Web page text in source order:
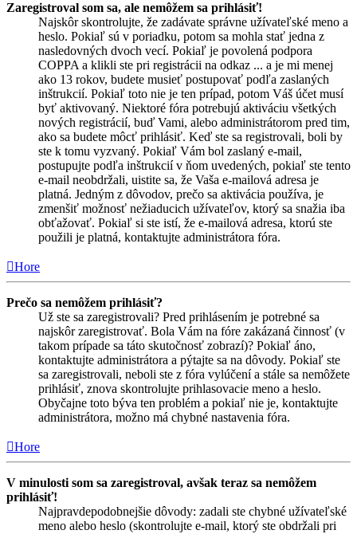
Zaregistroval som sa, ale nemôžem sa prihlásiť!
Najskôr skontrolujte, že zadávate správne užívateľské meno a
heslo. Pokiaľ sú v poriadku, potom sa mohla stať jedna z
nasledovných dvoch vecí. Pokiaľ je povolená podpora
COPPA a klikli ste pri registrácii na odkaz ... a je mi menej
ako 13 rokov, budete musieť postupovať podľa zaslaných
inštrukcií. Pokiaľ toto nie je ten prípad, potom Váš účet musí
byť aktivovaný. Niektoré fóra potrebujú aktiváciu všetkých
nových registrácií, buď Vami, alebo administrátorom pred tim,
ako sa budete môcť prihlásiť. Keď ste sa registrovali, boli by
ste k tomu vyzvaný. Pokiaľ Vám bol zaslaný e-mail,
postupujte podľa inštrukcií v ňom uvedených, pokiaľ ste tento
e-mail neobdržali, uistite sa, že Vaša e-mailová adresa je
platná. Jedným z dôvodov, prečo sa aktivácia používa, je
zmenšiť možnosť nežiaducich užívateľov, ktorý sa snažia iba
obťažovať. Pokiaľ si ste istí, že e-mailová adresa, ktorú ste
použili je platná, kontaktujte administrátora fóra.
Hore
Prečo sa nemôžem prihlásiť?
Už ste sa zaregistrovali? Pred prihlásením je potrebné sa
najskôr zaregistrovať. Bola Vám na fóre zakázaná činnosť (v
takom prípade sa táto skutočnosť zobrazí)? Pokiaľ áno,
kontaktujte administrátora a pýtajte sa na dôvody. Pokiaľ ste
sa zaregistrovali, neboli ste z fóra vylúčení a stále sa nemôžete
prihlásiť, znova skontrolujte prihlasovacie meno a heslo.
Obyčajne toto býva ten problém a pokiaľ nie je, kontaktujte
administrátora, možno má chybné nastavenia fóra.
Hore
V minulosti som sa zaregistroval, avšak teraz sa nemôžem
prihlásiť!
Najpravdepodobnejšie dôvody: zadali ste chybné užívateľské
meno alebo heslo (skontrolujte e-mail, ktorý ste obdržali pri